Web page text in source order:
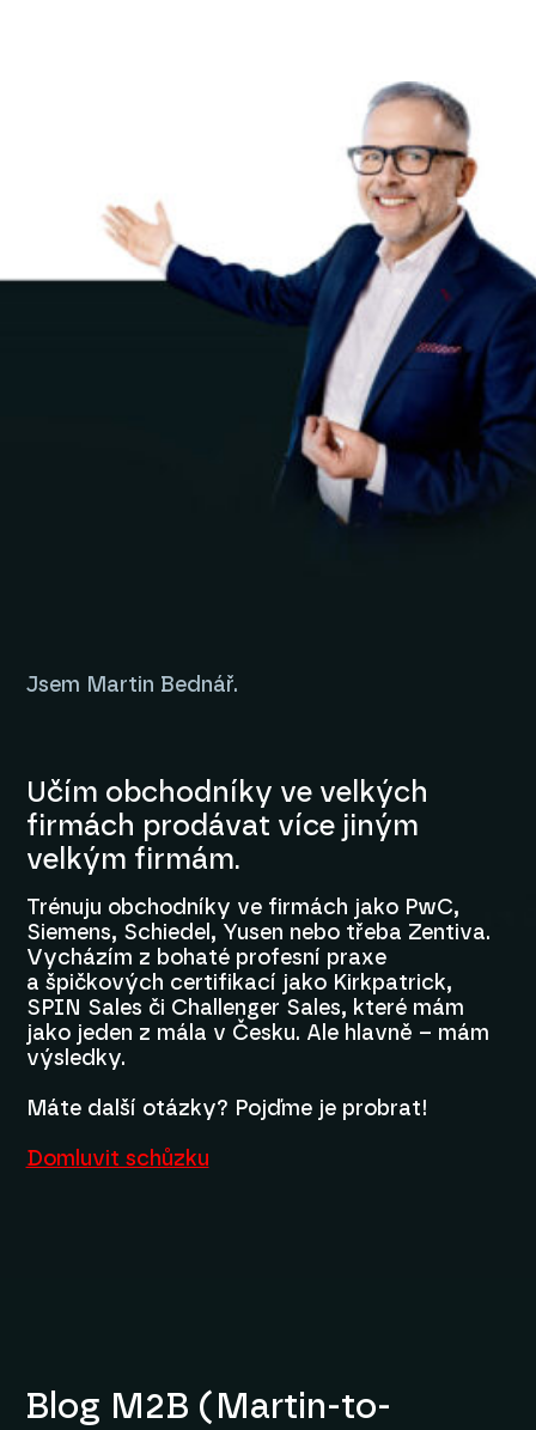
Jsem Martin Bednář.
Učím obchodníky ve velkých
firmách prodávat více jiným
velkým firmám.
Trénuju obchodníky ve firmách jako PwC,
Siemens, Schiedel, Yusen nebo třeba Zentiva.
Vycházím z bohaté profesní praxe
a špičkových certifikací jako Kirkpatrick,
SPIN Sales či Challenger Sales, které mám
jako jeden z mála v Česku. Ale hlavně – mám
výsledky.
Máte další otázky? Pojďme je probrat!
Domluvit schůzku
Blog M2B (Martin-to-